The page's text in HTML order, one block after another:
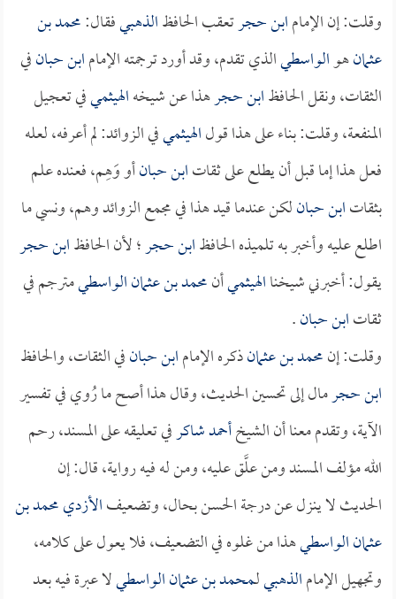
وقلت: إن الإمامابن حجرتعقب الحافظالذهبيفقال:محمد بن
عثمانهوالواسطيالذي تقدم، وقد أورد ترجمته الإمامابن حبانفي
الثقات، ونقل الحافظابن حجرهذا عن شيخهالهيثميفي تعجيل
المنفعة، وقلت: بناء على هذا قولالهيثميفي الزوائد: لم أعرفه، لعله
فعل هذا إما قبل أن يطلع على ثقاتابن حبانأو وَهِم، فعنده علم
بثقاتابن حبانلكن عندما قيد هذا في مجمع الزوائد وهم، ونسي ما
اطلع عليه وأخبر به تلميذه الحافظابن حجر؛ لأن الحافظابن حجر
يقول: أخبرني شيخناالهيثميأنمحمد بن عثمان الواسطيمترجم في
ثقاتابن حبان.
وقلت: إنمحمد بن عثمانذكره الإمامابن حبانفي الثقات، والحافظ
ابن حجرمال إلى تحسين الحديث، وقال هذا أصح ما رُوي في تفسير
الآية، وتقدم معنا أن الشيخأحمد شاكرفي تعليقه على المسند، رحم
الله مؤلف المسند ومن علَّق عليه، ومن له فيه رواية، قال: إن
الحديث لا ينزل عن درجة الحسن بحال، وتضعيفالأزديمحمد بن
عثمان الواسطيهذا من غلوه في التضعيف، فلا يعول على كلامه،
وتجهيل الإمامالذهبيلـمحمد بن عثمان الواسطيلا عبرة فيه بعد